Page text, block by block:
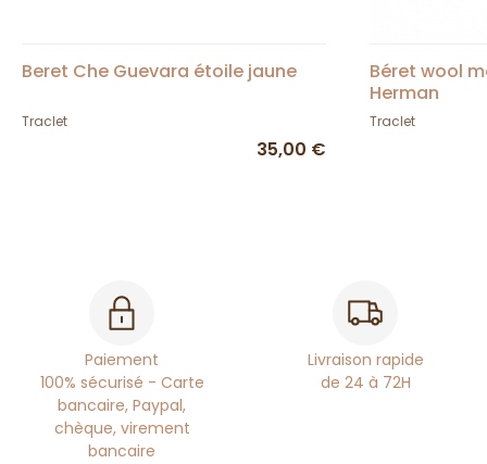
Beret Che Guevara étoile jaune
Traclet
35,00 €
Béret wool
Herman
Traclet
Paiement
100% sécurisé - Carte
bancaire, Paypal,
chèque, virement
bancaire
Livraison rapide
de 24 à 72H